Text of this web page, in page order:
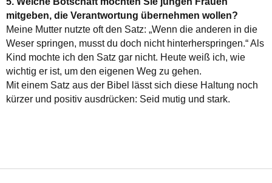
mitgeben, die Verantwortung übernehmen wollen?
Meine Mutter nutzte oft den Satz: „Wenn die anderen in die
Weser springen, musst du doch nicht hinterherspringen.“ Als
Kind mochte ich den Satz gar nicht. Heute weiß ich, wie
wichtig er ist, um den eigenen Weg zu gehen.
Mit einem Satz aus der Bibel lässt sich diese Haltung noch
kürzer und positiv ausdrücken: Seid mutig und stark.